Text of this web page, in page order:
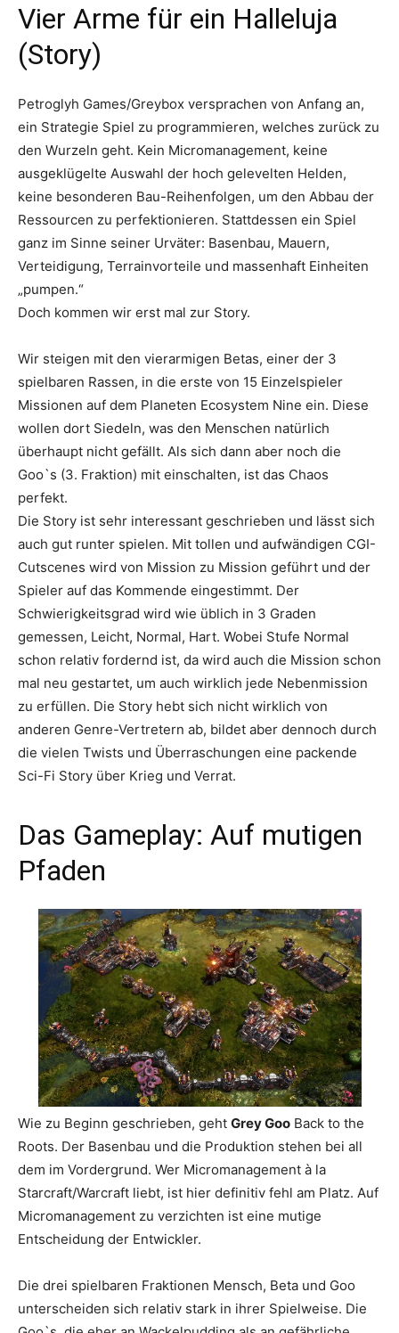
Vier Arme für ein Halleluja
(Story)
Petroglyh Games/Greybox versprachen von Anfang an,
ein Strategie Spiel zu programmieren, welches zurück zu
den Wurzeln geht. Kein Micromanagement, keine
ausgeklügelte Auswahl der hoch gelevelten Helden,
keine besonderen Bau-Reihenfolgen, um den Abbau der
Ressourcen zu perfektionieren. Stattdessen ein Spiel
ganz im Sinne seiner Urväter: Basenbau, Mauern,
Verteidigung, Terrainvorteile und massenhaft Einheiten
„pumpen.“
Doch kommen wir erst mal zur Story.
Wir steigen mit den vierarmigen Betas, einer der 3
spielbaren Rassen, in die erste von 15 Einzelspieler
Missionen auf dem Planeten Ecosystem Nine ein. Diese
wollen dort Siedeln, was den Menschen natürlich
überhaupt nicht gefällt. Als sich dann aber noch die
Goo`s (3. Fraktion) mit einschalten, ist das Chaos
perfekt.
Die Story ist sehr interessant geschrieben und lässt sich
auch gut runter spielen. Mit tollen und aufwändigen CGI-
Cutscenes wird von Mission zu Mission geführt und der
Spieler auf das Kommende eingestimmt. Der
Schwierigkeitsgrad wird wie üblich in 3 Graden
gemessen, Leicht, Normal, Hart. Wobei Stufe Normal
schon relativ fordernd ist, da wird auch die Mission schon
mal neu gestartet, um auch wirklich jede Nebenmission
zu erfüllen. Die Story hebt sich nicht wirklich von
anderen Genre-Vertretern ab, bildet aber dennoch durch
die vielen Twists und Überraschungen eine packende
Sci-Fi Story über Krieg und Verrat.
Das Gameplay: Auf mutigen
Pfaden
Wie zu Beginn geschrieben, geht Grey Goo Back to the
Roots. Der Basenbau und die Produktion stehen bei all
dem im Vordergrund. Wer Micromanagement à la
Starcraft/Warcraft liebt, ist hier definitiv fehl am Platz. Auf
Micromanagement zu verzichten ist eine mutige
Entscheidung der Entwickler.
Die drei spielbaren Fraktionen Mensch, Beta und Goo
unterscheiden sich relativ stark in ihrer Spielweise. Die